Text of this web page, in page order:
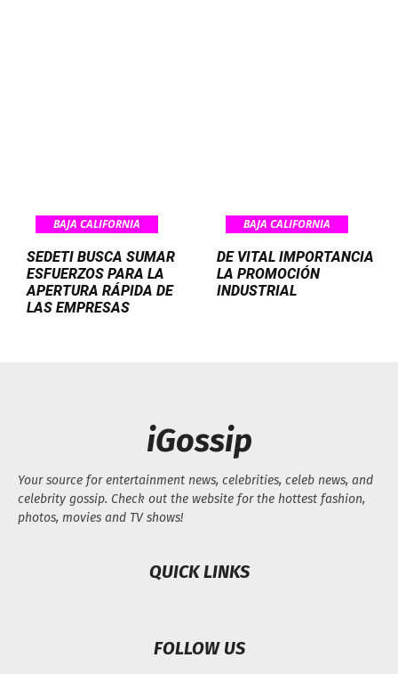
BAJA CALIFORNIA
SEDETI BUSCA SUMAR
ESFUERZOS PARA LA
APERTURA RÁPIDA DE
LAS EMPRESAS
BAJA CALIFORNIA
DE VITAL IMPORTANCIA
LA PROMOCIÓN
INDUSTRIAL
iGossip
Your source for entertainment news, celebrities, celeb news, and
celebrity gossip. Check out the website for the hottest fashion,
photos, movies and TV shows!
QUICK LINKS
FOLLOW US